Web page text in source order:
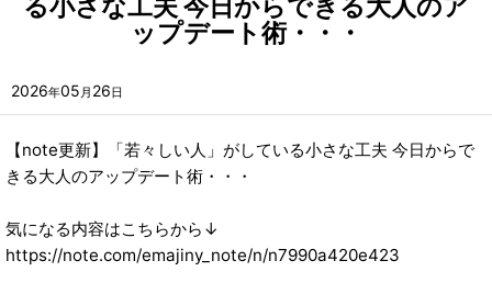
る小さな工夫 今日からできる大人のア
ップデート術・・・
2026年05 月 26 日
【note更新】「若々しい人」がしている小さな工夫 今日からで
きる大人のアップデート術・・・
気になる内容はこちらから↓
https://note.com/emajiny_note/n/n7990a420e423